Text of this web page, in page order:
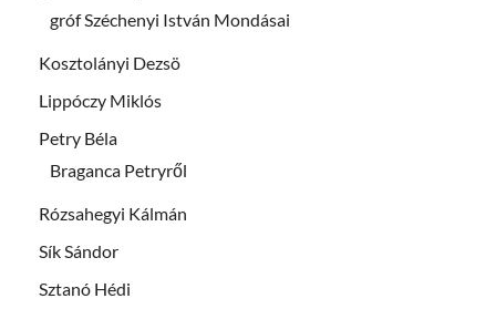
gróf Széchenyi István Mondásai
Kosztolányi Dezsö
Lippóczy Miklós
Petry Béla
Braganca Petryről
Rózsahegyi Kálmán
Sík Sándor
Sztanó Hédi